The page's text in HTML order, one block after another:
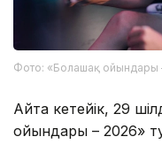
Фото: «Болашақ ойындары
Айта кетейік, 29
ойындары – 2026»